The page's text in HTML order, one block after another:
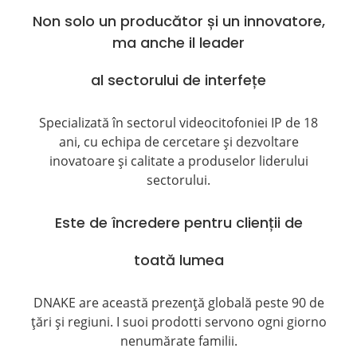
Non solo un producător și un innovatore,
ma anche il leader
al sectorului de interfețe
Specializată în sectorul videocitofoniei IP de 18
ani, cu echipa de cercetare și dezvoltare
inovatoare și calitate a produselor liderului
sectorului.
Este de încredere pentru clienții de
toată lumea
DNAKE are această prezență globală peste 90 de
țări și regiuni. I suoi prodotti servono ogni giorno
nenumărate familii.